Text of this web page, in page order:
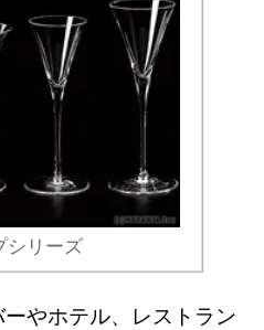
シリーズ
やホテル、レストラン